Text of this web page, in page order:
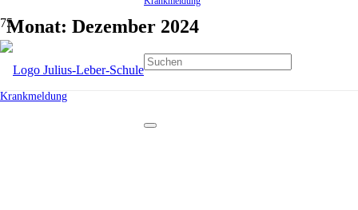
Krankmeldung
Monat: Dezember 2024